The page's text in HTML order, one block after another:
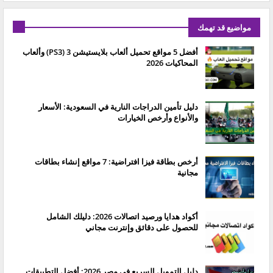
مواضيع قد تهمك
أفضل 5 مواقع تحميل ألعاب بلايستيشن 3 (PS3) وألعاب
المحاكيات 2026
دليل تأمين الدراجات النارية في السعودية: الأسعار
والأنواع وأرخص الخيارات
أرخص بطاقة فيزا افتراضية: 7 مواقع إنشاء بطاقات
مجانية
أكواد هدايا ورصيد اتصالات 2026: دليلك الشامل
للحصول على دقائق وإنترنت مجاني